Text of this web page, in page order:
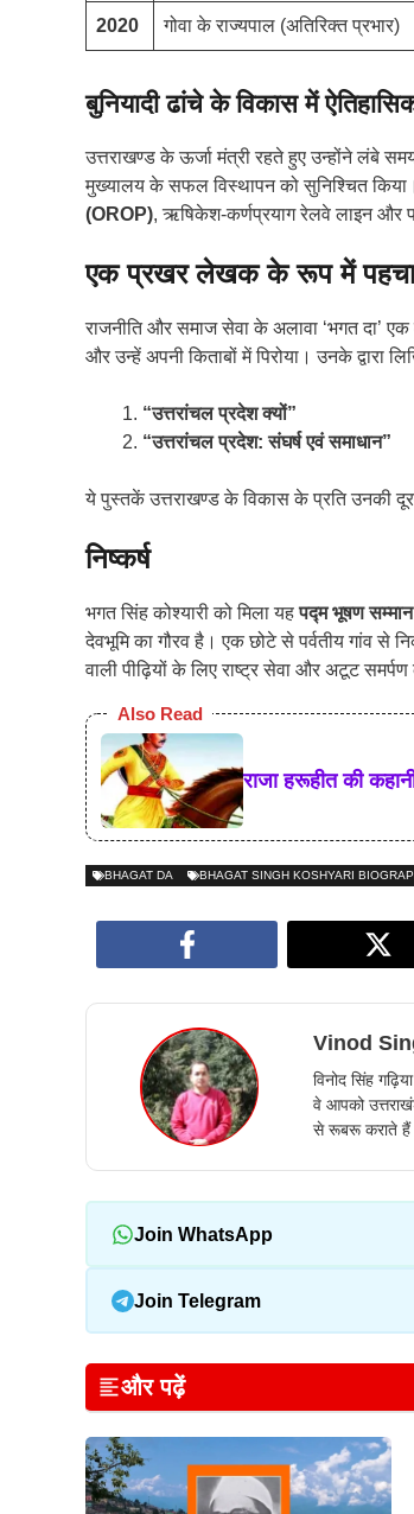
2020 गोवा के राज्यपाल (अतिरिक्त प्रभार)
बुनियादी ढांचे के विकास में
उत्तराखण्ड के ऊर्जा मंत्री रहते हुए उन्होंने लंबे
मुख्यालय के सफल विस्थापन को सुनिश्चित
(OROP), ऋषिकेश-कर्णप्रयाग रेलवे लाइन और
एक प्रखर लेखक के रूप में
राजनीति और समाज सेवा के अलावा ‘भगत दा’
और उन्हें अपनी किताबों में पिरोया। उनके द्वारा
“उत्तरांचल प्रदेश क्यों”
“उत्तरांचल प्रदेश: संघर्ष एवं समाधान”
ये पुस्तकें उत्तराखण्ड के विकास के प्रति उनकी
निष्कर्ष
भगत सिंह कोश्यारी को मिला यहपद्म भूषण सम्मान
देवभूमि का गौरव है। एक छोटे से पर्वतीय गांव
वाली पीढ़ियों के लिए राष्ट्र सेवा और अटूट
Also Read
राजा हरूहीत की
BHAGAT DA BHAGAT SINGH KOSHYARI
Vinod
विनोद सिंह
वे आपको
से रूबरू कराते
Join WhatsApp
Join Telegram
और पढ़ें